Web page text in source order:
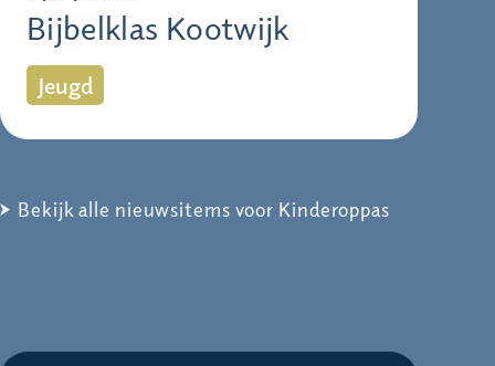
Bijbelklas Kootwijk
Jeugd
Bekijk alle nieuwsitems voor Kinderoppas